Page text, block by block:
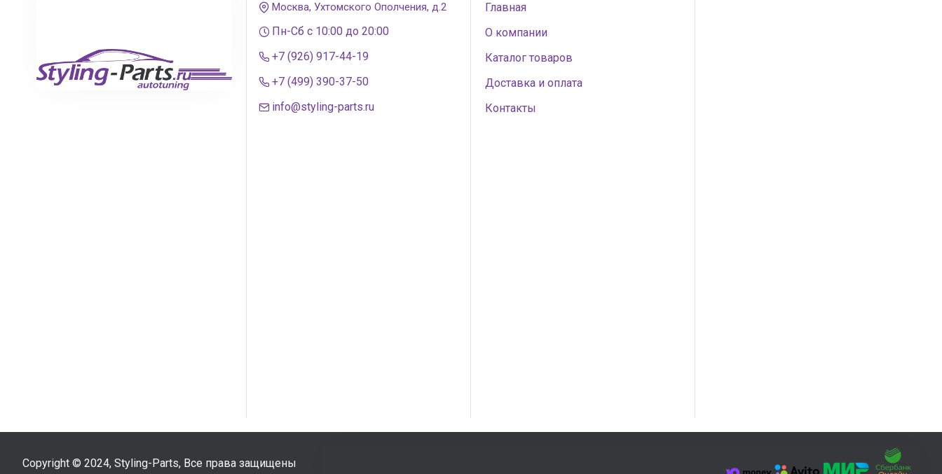
Москва, Ухтомского Ополчения, д.2
Пн-Сб с 10:00 до 20:00
+7 (926) 917-44-19
+7 (499) 390-37-50
info@styling-parts.ru
Главная
О компании
Каталог товаров
Доставка и оплата
Контакты
Copyright © 2024, Styling-Parts, Все права защищены